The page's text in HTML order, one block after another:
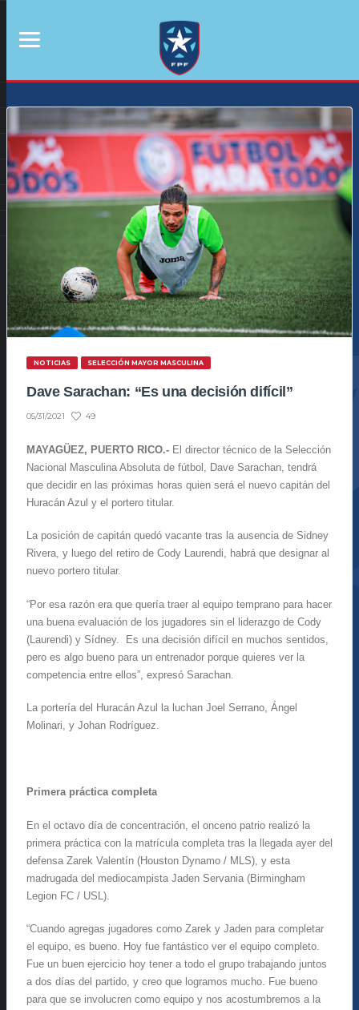
NOTICIAS SELECCIÓN MAYOR MASCULINA
Dave Sarachan: “Es una decisión difícil”
05/31/2021 49
MAYAGÜEZ, PUERTO RICO.- El director técnico de la Selección
Nacional Masculina Absoluta de fútbol, Dave Sarachan, tendrá
que decidir en las próximas horas quien será el nuevo capitán del
Huracán Azul y el portero titular.
La posición de capitán quedó vacante tras la ausencia de Sidney
Rivera, y luego del retiro de Cody Laurendi, habrá que designar al
nuevo portero titular.
“Por esa razón era que quería traer al equipo temprano para hacer
una buena evaluación de los jugadores sin el liderazgo de Cody
(Laurendi) y Sídney. Es una decisión difícil en muchos sentidos,
pero es algo bueno para un entrenador porque quieres ver la
competencia entre ellos”, expresó Sarachan.
La portería del Huracán Azul la luchan Joel Serrano, Ángel
Molinari, y Johan Rodríguez.
Primera práctica completa
En el octavo día de concentración, el onceno patrio realizó la
primera práctica con la matrícula completa tras la llegada ayer del
defensa Zarek Valentín (Houston Dynamo / MLS), y esta
madrugada del mediocampista Jaden Servania (Birmingham
Legion FC / USL).
“Cuando agregas jugadores como Zarek y Jaden para completar
el equipo, es bueno. Hoy fue fantástico ver el equipo completo.
Fue un buen ejercicio hoy tener a todo el grupo trabajando juntos
a dos días del partido, y creo que logramos mucho. Fue bueno
para que se involucren como equipo y nos acostumbremos a la